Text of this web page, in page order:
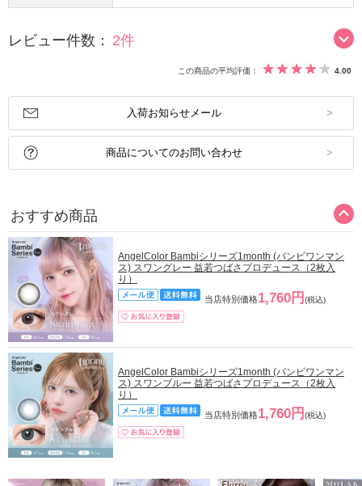
レビュー件数： 2件
この商品の平均評価： 4.00
入荷お知らせメール
商品についてのお問い合わせ
おすすめ商品
AngelColor Bambiシリーズ1month (バンビワンマン
ス) スワングレー 益若つばさプロデュース（2枚入
り）
当店特別価格1,760円 (税込)
AngelColor Bambiシリーズ1month (バンビワンマン
ス) スワンブルー 益若つばさプロデュース（2枚入
り）
当店特別価格1,760円 (税込)